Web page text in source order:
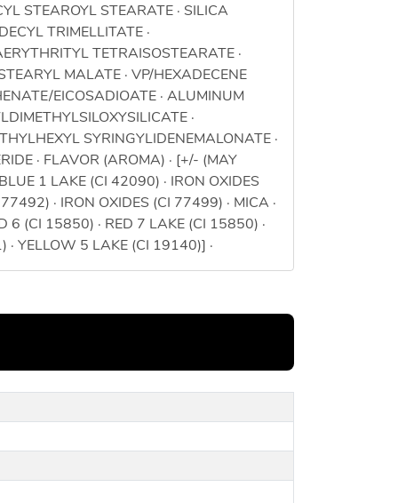
STEAROYL STEARATE · SILICA
TRIMELLITATE ·
TETRAISOSTEARATE ·
MALATE · VP/HEXADECENE
EICOSADIOATE · ALUMINUM
·
SYRINGYLIDENEMALONATE ·
· FLAVOR (AROMA) · [+/- (MAY
1 LAKE (CI 42090) · IRON OXIDES
· IRON OXIDES (CI 77499) · MICA ·
6 (CI 15850) · RED 7 LAKE (CI 15850) ·
YELLOW 5 LAKE (CI 19140)] ·